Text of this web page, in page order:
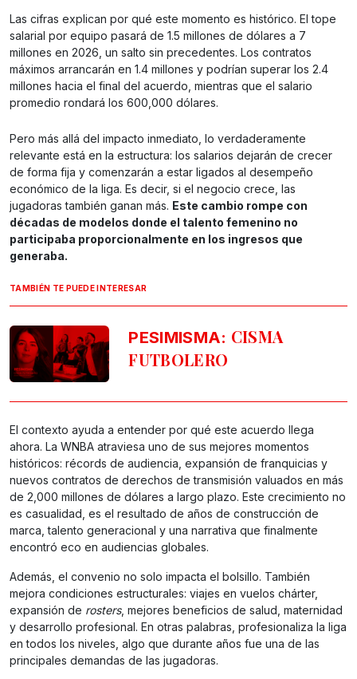
Las cifras explican por qué este momento es histórico. El tope
salarial por equipo pasará de 1.5 millones de dólares a 7
millones en 2026, un salto sin precedentes. Los contratos
máximos arrancarán en 1.4 millones y podrían superar los 2.4
millones hacia el final del acuerdo, mientras que el salario
promedio rondará los 600,000 dólares.
Pero más allá del impacto inmediato, lo verdaderamente
relevante está en la estructura: los salarios dejarán de crecer
de forma fija y comenzarán a estar ligados al desempeño
económico de la liga. Es decir, si el negocio crece, las
jugadoras también ganan más. Este cambio rompe con
décadas de modelos donde el talento femenino no
participaba proporcionalmente en los ingresos que
generaba.
TAMBIÉN TE PUEDE INTERESAR
PESIMISMA: CISMA
FUTBOLERO
El contexto ayuda a entender por qué este acuerdo llega
ahora. La WNBA atraviesa uno de sus mejores momentos
históricos: récords de audiencia, expansión de franquicias y
nuevos contratos de derechos de transmisión valuados en más
de 2,000 millones de dólares a largo plazo. Este crecimiento no
es casualidad, es el resultado de años de construcción de
marca, talento generacional y una narrativa que finalmente
encontró eco en audiencias globales.
Además, el convenio no solo impacta el bolsillo. También
mejora condiciones estructurales: viajes en vuelos chárter,
expansión de rosters, mejores beneficios de salud, maternidad
y desarrollo profesional. En otras palabras, profesionaliza la liga
en todos los niveles, algo que durante años fue una de las
principales demandas de las jugadoras.